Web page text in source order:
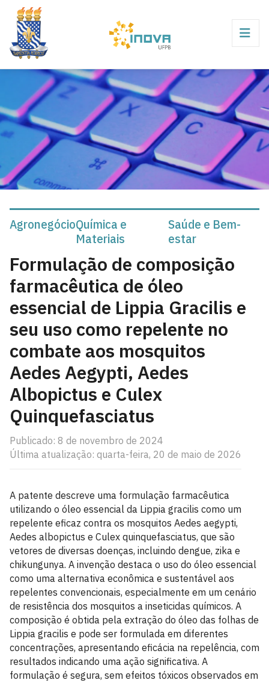
AgronegócioQuímica e
Materiais
Saúde e Bem-
estar
Formulação de composição
farmacêutica de óleo
essencial de Lippia Gracilis e
seu uso como repelente no
combate aos mosquitos
Aedes Aegypti, Aedes
Albopictus e Culex
Quinquefasciatus
Publicado: 8 de novembro de 2024
Última atualização: quarta-feira, 20 de maio de 2026
A patente descreve uma formulação farmacêutica
utilizando o óleo essencial da Lippia gracilis como um
repelente eficaz contra os mosquitos Aedes aegypti,
Aedes albopictus e Culex quinquefasciatus, que são
vetores de diversas doenças, incluindo dengue, zika e
chikungunya. A invenção destaca o uso do óleo essencial
como uma alternativa econômica e sustentável aos
repelentes convencionais, especialmente em um cenário
de resistência dos mosquitos a inseticidas químicos. A
composição é obtida pela extração do óleo das folhas de
Lippia gracilis e pode ser formulada em diferentes
concentrações, apresentando eficácia na repelência, com
resultados indicando uma ação significativa. A
formulação é segura, sem efeitos tóxicos observados em